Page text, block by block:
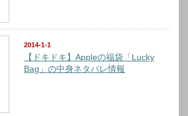
2014-1-1
【ドキドキ】Appleの福袋「Lucky
Bag」の中身ネタバレ情報